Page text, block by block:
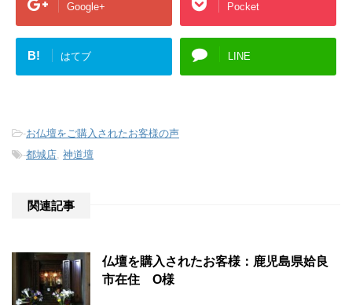
Google+ Pocket
B! はてブ LINE
-お仏壇をご購入されたお客様の声
-都城店 神道壇
関連記事
仏壇を購入されたお客様：鹿児島県姶良
市在住 O様